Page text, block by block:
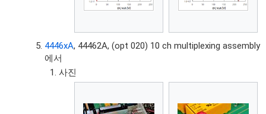
4446xA, 44462A, (opt 020) 10 ch multiplexing assembly
에서
사진